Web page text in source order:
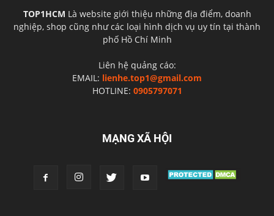
TOP1HCM Là website giới thiệu những địa điểm, doanh
nghiệp, shop cũng như các loại hình dịch vụ uy tín tại thành
phố Hồ Chí Minh
Liên hệ quảng cáo:
EMAIL: lienhe.top1@gmail.com
HOTLINE: 0905797071
MẠNG XÃ HỘI